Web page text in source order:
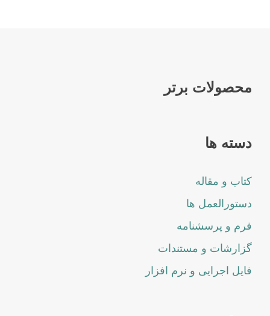
محصولات برتر
دسته ها
کتاب و مقاله
دستورالعمل ها
فرم و پرسشنامه
گزارشات و مستندات
فایل اجرایی و نرم افزار